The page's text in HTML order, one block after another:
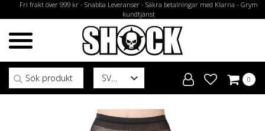
Fri frakt över 999 kr - Snabba Leveranser - Säkra betalningar med Klarna - Grym
kundtjänst
SV
Sök efter:
0